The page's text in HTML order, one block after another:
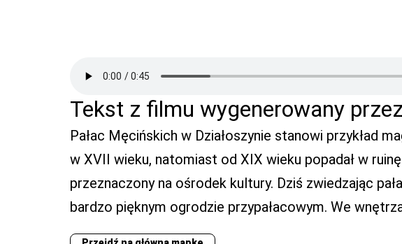
Tekst z filmu wygenerowany
Pałac Męcińskich w Działoszynie stanowi przykład
w XVII wieku, natomiast od XIX wieku popadał w
przeznaczony na ośrodek kultury. Dziś zwiedzając
bardzo pięknym ogrodzie przypałacowym. We